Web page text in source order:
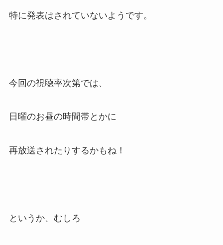
特に発表はされていないようです。
今回の視聴率次第では、
日曜のお昼の時間帯とかに
再放送されたりするかもね！
というか、むしろ